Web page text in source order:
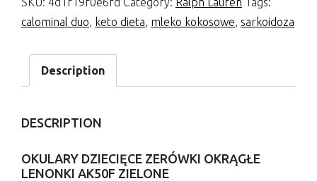
calominal duo, keto dieta, mleko kokosowe, sarkoidoza
Description
DESCRIPTION
OKULARY DZIECIĘCE ZERÓWKI OKRĄGŁE
LENONKI AK50F ZIELONE